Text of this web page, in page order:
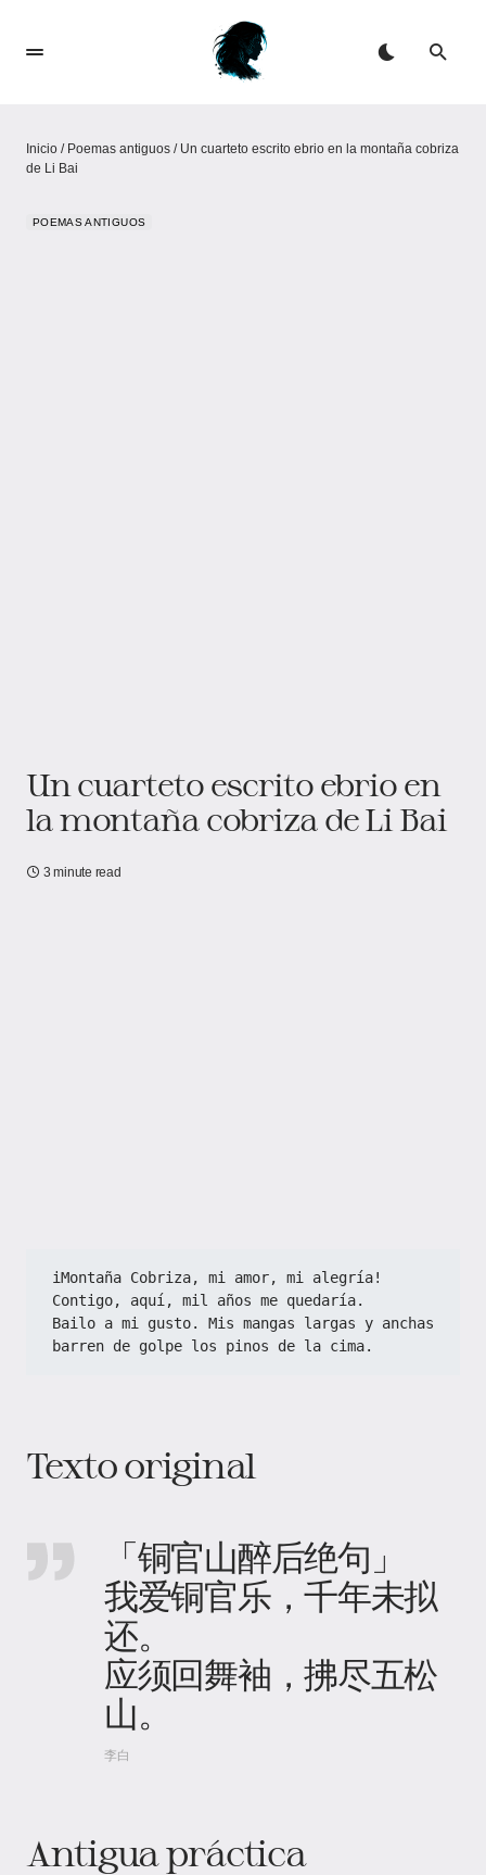
Inicio / Poemas antiguos / Un cuarteto escrito ebrio en la montaña cobriza
de Li Bai
POEMAS ANTIGUOS
Un cuarteto escrito ebrio en
la montaña cobriza de Li Bai
3 minute read
iMontaña Cobriza, mi amor, mi alegría!
Contigo, aquí, mil años me quedaría.
Bailo a mi gusto. Mis mangas largas y anchas
barren de golpe los pinos de la cima.
Texto original
「铜官山醉后绝句」
我爱铜官乐，千年未拟
还。
应须回舞袖，拂尽五松
山。
李白
Antigua práctica